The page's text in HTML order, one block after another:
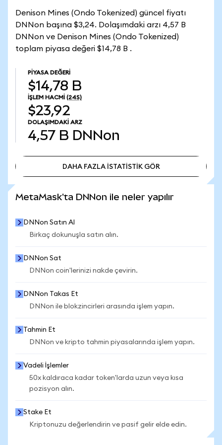
Denison Mines (Ondo Tokenized) güncel fiyatı
DNNon başına $3,24. Dolaşımdaki arzı 4,57 B
DNNon ve Denison Mines (Ondo Tokenized)
toplam piyasa değeri $14,78 B .
PIYASA DEĞERI
$14,78 B
İŞLEM HACMI (24S)
$23,92
DOLAŞIMDAKI ARZ
4,57 B DNNon
DAHA FAZLA İSTATİSTİK GÖR
MetaMask'ta DNNon ile neler yapılır
DNNon Satın Al
Birkaç dokunuşla satın alın.
DNNon Sat
DNNon coin'lerinizi nakde çevirin.
DNNon Takas Et
DNNon ile blokzincirleri arasında işlem yapın.
Tahmin Et
DNNon ve kripto tahmin piyasalarında işlem yapın.
Vadeli İşlemler
50x kaldıraca kadar token'larda uzun veya kısa
pozisyon alın.
Stake Et
Kriptonuzu değerlendirin ve pasif gelir elde edin.